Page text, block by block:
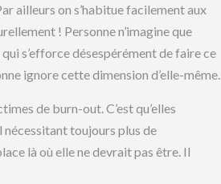
ailleurs on s’habitue facilement aux
! Personne n’imagine que
s’efforce désespérément de faire ce
ignore cette dimension d’elle-même.
de burn-out. C’est qu’elles
nécessitant toujours plus de
là où elle ne devrait pas être. Il